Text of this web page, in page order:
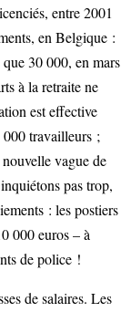
entre 2001
en Belgique :
30 000, en mars
à la retraite ne
est effective
travailleurs ;
vague de
pas trop,
: les postiers
000 euros – à
de police !
de salaires. Les